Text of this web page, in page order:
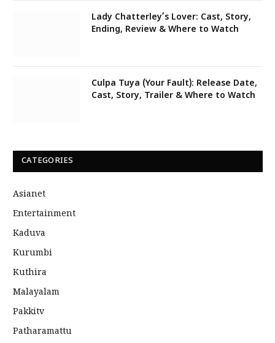
Lady Chatterley’s Lover: Cast, Story,
Ending, Review & Where to Watch
Culpa Tuya (Your Fault): Release Date,
Cast, Story, Trailer & Where to Watch
CATEGORIES
Asianet
Entertainment
Kaduva
Kurumbi
Kuthira
Malayalam
Pakkitv
Patharamattu